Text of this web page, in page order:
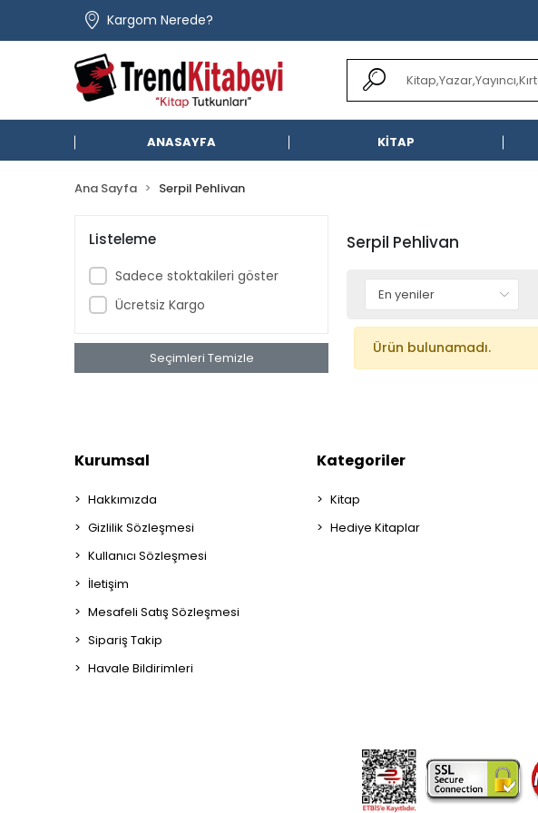
Kargom Nerede?
ANASAYFA KİTAP
Ana Sayfa Serpil Pehlivan
Listeleme
Sadece stoktakileri göster
Ücretsiz Kargo
Seçimleri Temizle
Serpil Pehlivan
Ürün bulunamadı.
Kurumsal
Hakkımızda
Gizlilik Sözleşmesi
Kullanıcı Sözleşmesi
İletişim
Mesafeli Satış Sözleşmesi
Sipariş Takip
Havale Bildirimleri
Kategoriler
Kitap
Hediye Kitaplar